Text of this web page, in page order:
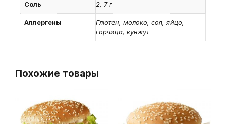
Соль 2, 7 г
Аллергены
Глютен, молоко, соя, яйцо,
горчица, кунжут
Похожие товары